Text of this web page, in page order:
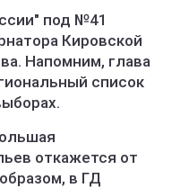
под №41
Кировской
Напомним, глава
список
откажется от
в ГД